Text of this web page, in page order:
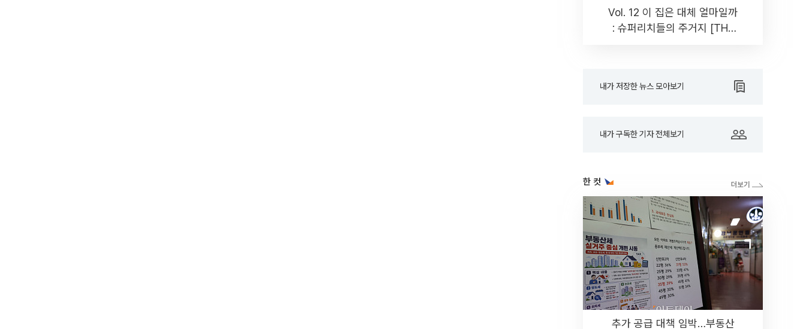
Vol. 12 이 집은 대체 얼마일까
: 슈퍼리치들의 주거지 [THE
내가 저장한 뉴스 모아보기
내가 구독한 기자 전체보기
한 컷
추가 공급 대책 임박…부동산